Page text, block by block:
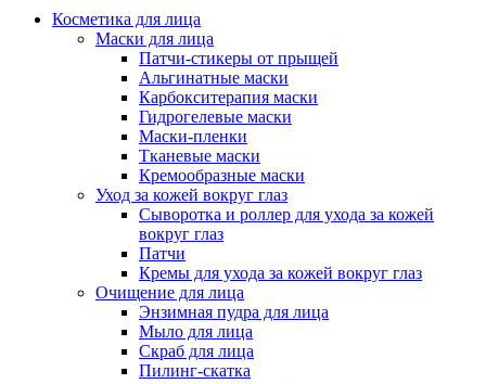
Косметика для лица
Маски для лица
Патчи-стикеры от прыщей
Альгинатные маски
Карбокситерапия маски
Гидрогелевые маски
Маски-пленки
Тканевые маски
Кремообразные маски
Уход за кожей вокруг глаз
Сыворотка и роллер для ухода за кожей
вокруг глаз
Патчи
Кремы для ухода за кожей вокруг глаз
Очищение для лица
Энзимная пудра для лица
Мыло для лица
Скраб для лица
Пилинг-скатка